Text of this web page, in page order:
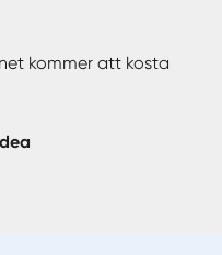
kommer att kosta